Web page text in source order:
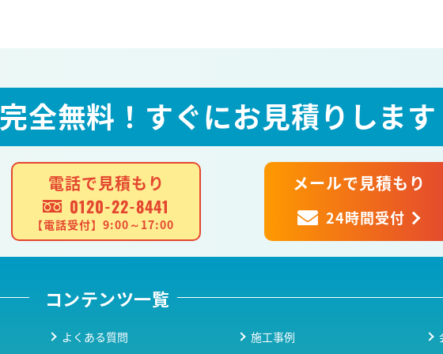
完全無料！ すぐにお見積りします
電話で見積もり
0120-22-8441
【電話受付】9:00～17:00
メールで見積もり
24時間受付
コンテンツ一覧
よくある質問
施工事例